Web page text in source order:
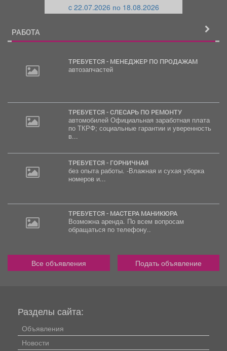
c 22.07.2026 по 18.08.2026
РАБОТА
ТРЕБУЕТСЯ - МЕНЕДЖЕР ПО ПРОДАЖАМ
автозапчастей
ТРЕБУЕТСЯ - СЛЕСАРЬ ПО РЕМОНТУ
автомобилей Официальная заработная плата
по ТКРФ; социальные гарантии и уверенность
в...
ТРЕБУЕТСЯ - ГОРНИЧНАЯ
без опыта работы. -Влажная и сухая уборка
номеров и...
ТРЕБУЕТСЯ - МАСТЕРА МАНИКЮРА
Возможна аренда. По всем вопросам
обращаться по телефону..
Все объявления Подать объявление
Разделы сайта:
Объявления
Новости